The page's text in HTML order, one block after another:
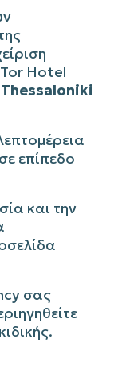
Tor Hotel
επίπεδο
και την
σας